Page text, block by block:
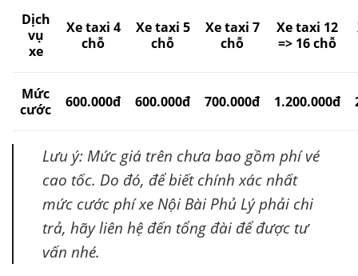
Dịch
vụ
xe
Xe taxi 4
chỗ
Xe taxi 5
chỗ
Xe taxi 7
chỗ
Xe taxi 12
=> 16 chỗ
Mức
cước
600.000đ 600.000đ 700.000đ 1.200.000đ
Lưu ý: Mức giá trên chưa bao gồm phí vé
cao tốc. Do đó, để biết chính xác nhất
mức cước phí xe Nội Bài Phủ Lý phải chi
trả, hãy liên hệ đến tổng đài để được tư
vấn nhé.